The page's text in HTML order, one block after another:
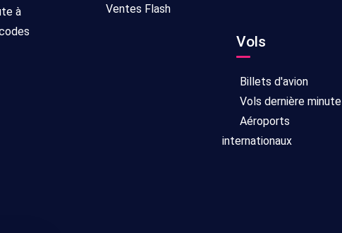
à
Ventes Flash
Vols
Billets d'avion
Vols dernière minute
Aéroports
internationaux